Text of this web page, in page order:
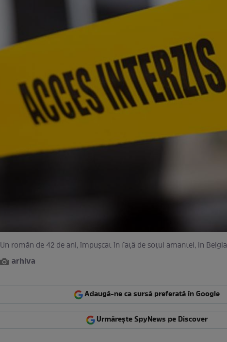
Un român de 42 de ani, împuşcat în faţă de soţul amantei, in Belgia
arhiva
Adaugă-ne ca sursă preferată în Google
Urmărește SpyNews pe Discover